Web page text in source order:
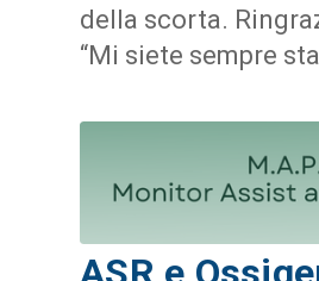
della scorta.
“Mi siete sempre